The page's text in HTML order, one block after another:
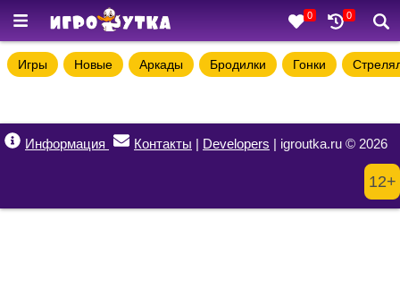
0 0
Игры Новые Аркады Бродилки Гонки
Информация Контакты | Developers | igroutka.ru © 2026
12+